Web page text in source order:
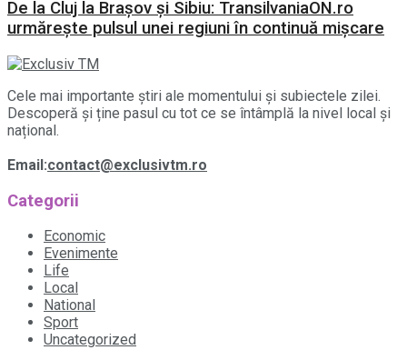
De la Cluj la Brașov și Sibiu: TransilvaniaON.ro
urmărește pulsul unei regiuni în continuă mișcare
Cele mai importante știri ale momentului și subiectele zilei.
Descoperă și ține pasul cu tot ce se întâmplă la nivel local și
național.
Email:contact@exclusivtm.ro
Categorii
Economic
Evenimente
Life
Local
National
Sport
Uncategorized